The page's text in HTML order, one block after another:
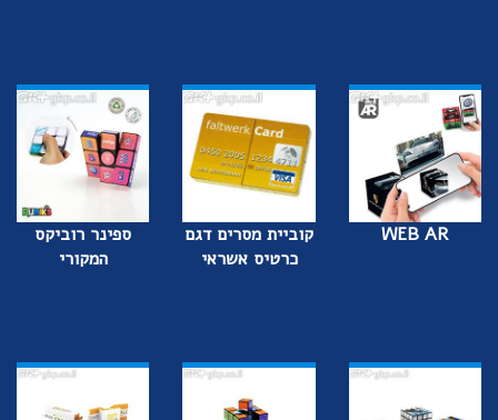
WEB AR
קוביית מסרים דגם
כרטיס אשראי
ספינר רוביקס
המקורי